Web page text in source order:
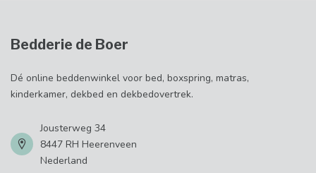
Bedderie de Boer
Dé online beddenwinkel voor bed, boxspring, matras,
kinderkamer, dekbed en dekbedovertrek.
Jousterweg 34
8447 RH Heerenveen
Nederland